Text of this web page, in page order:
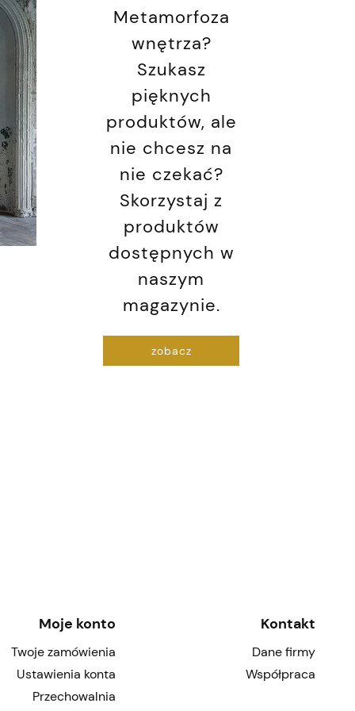
Metamorfoza
wnętrza?
Szukasz
pięknych
produktów, ale
nie chcesz na
nie czekać?
Skorzystaj z
produktów
dostępnych w
naszym
magazynie.
zobacz
Moje konto
Twoje zamówienia
Ustawienia konta
Przechowalnia
Kontakt
Dane firmy
Współpraca